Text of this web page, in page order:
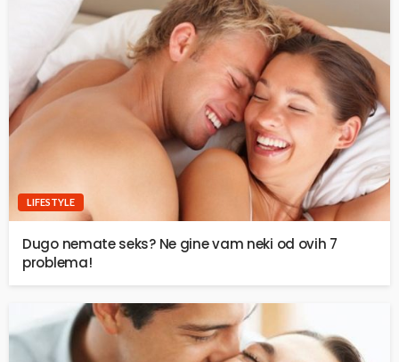
LIFESTYLE
Dugo nemate seks? Ne gine vam neki od ovih 7
problema!